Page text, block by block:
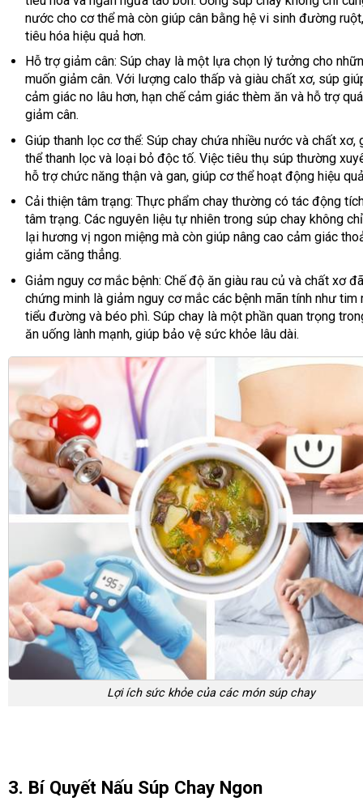
nước cho cơ thể mà còn giúp cân bằng hệ vi sinh đường
tiêu hóa hiệu quả hơn.
Hỗ trợ giảm cân: Súp chay là một lựa chọn lý tưởng cho
muốn giảm cân. Với lượng calo thấp và giàu chất xơ, súp
cảm giác no lâu hơn, hạn chế cảm giác thèm ăn và hỗ trợ
giảm cân.
Giúp thanh lọc cơ thể: Súp chay chứa nhiều nước và chất xơ,
thể thanh lọc và loại bỏ độc tố. Việc tiêu thụ súp thường
hỗ trợ chức năng thận và gan, giúp cơ thể hoạt động hiệu
Cải thiện tâm trạng: Thực phẩm chay thường có tác động
tâm trạng. Các nguyên liệu tự nhiên trong súp chay không
lại hương vị ngon miệng mà còn giúp nâng cao cảm giác
giảm căng thẳng.
Giảm nguy cơ mắc bệnh: Chế độ ăn giàu rau củ và chất xơ
chứng minh là giảm nguy cơ mắc các bệnh mãn tính như tim
tiểu đường và béo phì. Súp chay là một phần quan trọng
ăn uống lành mạnh, giúp bảo vệ sức khỏe lâu dài.
Lợi ích sức khỏe của các món súp chay
3. Bí Quyết Nấu Súp Chay Ngon